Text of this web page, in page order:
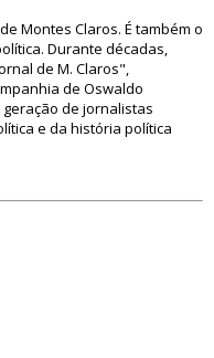
Montes Claros. É também o
Durante décadas,
de M. Claros",
de Oswaldo
de jornalistas
e da história política